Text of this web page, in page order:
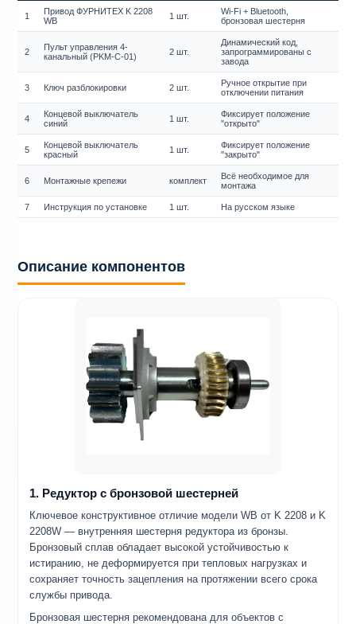
1
Привод ФУРНИТЕХ K 2208
WB
1 шт.
Wi-Fi + Bluetooth,
бронзовая шестерня
2
Пульт управления 4-
канальный (PKM-C-01)
2 шт.
Динамический код,
запрограммированы с
завода
3 Ключ разблокировки 2 шт.
Ручное открытие при
отключении питания
4
Концевой выключатель
синий
1 шт.
Фиксирует положение
"открыто"
5
Концевой выключатель
красный
1 шт.
Фиксирует положение
"закрыто"
6 Монтажные крепежи комплект
Всё необходимое для
монтажа
7 Инструкция по установке 1 шт. На русском языке
Описание компонентов
1. Редуктор с бронзовой шестерней
Ключевое конструктивное отличие модели WB от K 2208 и K
2208W — внутренняя шестерня редуктора из бронзы.
Бронзовый сплав обладает высокой устойчивостью к
истиранию, не деформируется при тепловых нагрузках и
сохраняет точность зацепления на протяжении всего срока
службы привода.
Бронзовая шестерня рекомендована для объектов с